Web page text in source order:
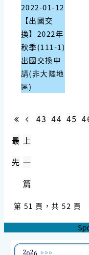
2022-01-12
【出國交
換】2022年
秋季(111-1)
出國交換申
請(非大陸地
區)
最
先
上
一
篇
43 44 45
第 51 頁，共 52 頁